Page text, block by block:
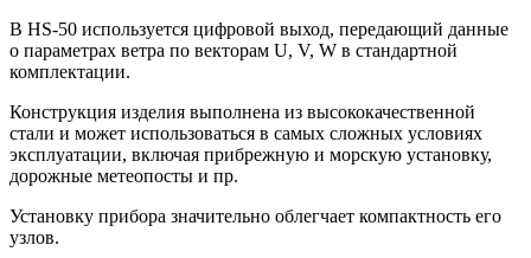
В HS-50 используется цифровой выход, передающий данные
о параметрах ветра по векторам U, V, W в стандартной
комплектации.
Конструкция изделия выполнена из высококачественной
стали и может использоваться в самых сложных условиях
эксплуатации, включая прибрежную и морскую установку,
дорожные метеопосты и пр.
Установку прибора значительно облегчает компактность его
узлов.